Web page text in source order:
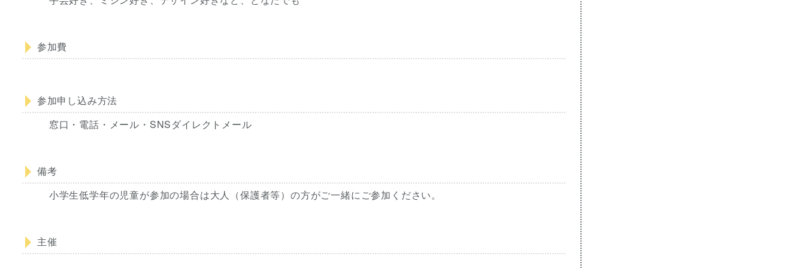
参加費
参加申し込み方法
窓口・電話・メール・SNSダイレクトメール
備考
小学生低学年の児童が参加の場合は大人（保護者等）の方がご一緒にご参加ください。
主催